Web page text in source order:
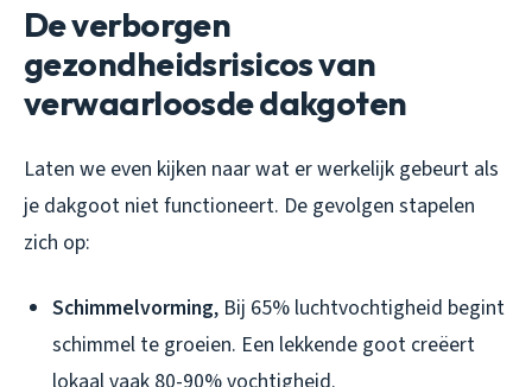
De verborgen
gezondheidsrisicos van
verwaarloosde dakgoten
Laten we even kijken naar wat er werkelijk gebeurt als
je dakgoot niet functioneert. De gevolgen stapelen
zich op:
Schimmelvorming, Bij 65% luchtvochtigheid begint
schimmel te groeien. Een lekkende goot creëert